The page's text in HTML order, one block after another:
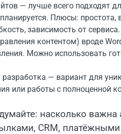
— лучше всего подходят
Плюсы:
зависимость от сервиса.
контентом) вроде
Можно использовать
— вариант для
или работы с полноценной
насколько
CRM,